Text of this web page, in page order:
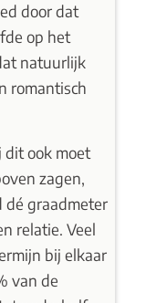
door dat
op het
natuurlijk
romantisch
dit ook moet
zagen,
dé graadmeter
relatie. Veel
bij elkaar
van de